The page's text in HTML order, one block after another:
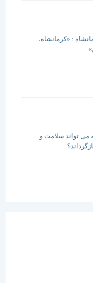
سلامت و